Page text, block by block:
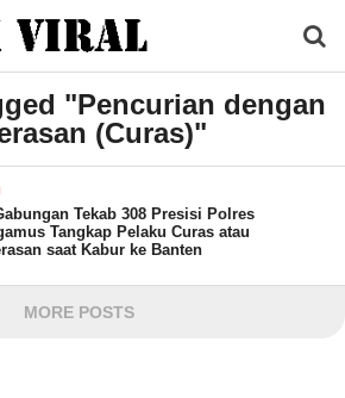
"Pencurian dengan
(Curas)"
Tekab 308 Presisi Polres
Tangkap Pelaku Curas atau
saat Kabur ke Banten
MORE POSTS